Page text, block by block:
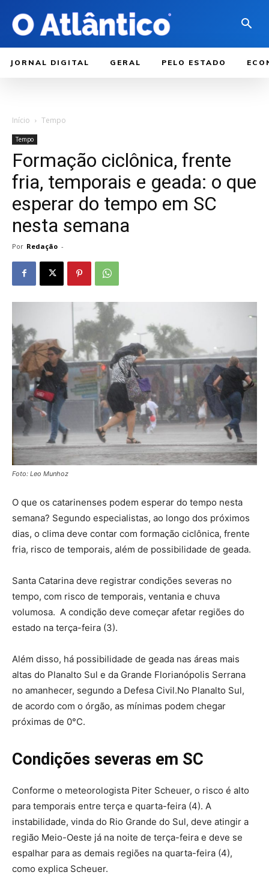
JORNAL DIGITAL GERAL PELO ESTADO
Início Tempo
Tempo
Formação ciclônica, frente
fria, temporais e geada: o que
esperar do tempo em SC
nesta semana
Por Redação -
Foto: Leo Munhoz
O que os catarinenses podem esperar do tempo nesta
semana? Segundo especialistas, ao longo dos próximos
dias, o clima deve contar com formação ciclônica, frente
fria, risco de temporais, além de possibilidade de geada.
Santa Catarina deve registrar condições severas no
tempo, com risco de temporais, ventania e chuva
volumosa. A condição deve começar afetar regiões do
estado na terça-feira (3).
Além disso, há possibilidade de geada nas áreas mais
altas do Planalto Sul e da Grande Florianópolis Serrana
no amanhecer, segundo a Defesa Civil.No Planalto Sul,
de acordo com o órgão, as mínimas podem chegar
próximas de 0°C.
Condições severas em SC
Conforme o meteorologista Piter Scheuer, o risco é alto
para temporais entre terça e quarta-feira (4). A
instabilidade, vinda do Rio Grande do Sul, deve atingir a
região Meio-Oeste já na noite de terça-feira e deve se
espalhar para as demais regiões na quarta-feira (4),
como explica Scheuer.